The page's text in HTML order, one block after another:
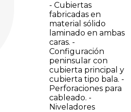
- Cubiertas
fabricadas en
material sólido
laminado en ambas
caras. -
Configuración
peninsular con
cubierta principal y
cubierta tipo bala. -
Perforaciones para
cableado. -
Niveladores